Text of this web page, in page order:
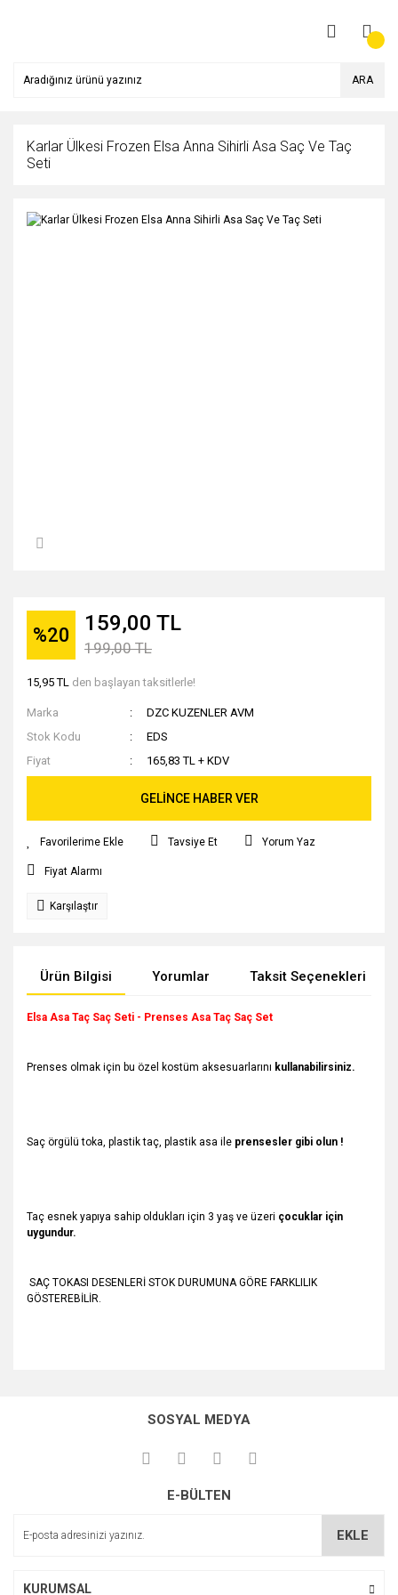
ARA
Karlar Ülkesi Frozen Elsa Anna Sihirli Asa Saç Ve Taç
Seti
%20 159,00 TL
199,00 TL
15,95 TL den başlayan taksitlerle!
Marka
DZC KUZENLER AVM
Stok Kodu
EDS
Fiyat
165,83 TL + KDV
GELİNCE HABER VER
Tavsiye Et Yorum Yaz
Fiyat Alarmı
Karşılaştır
Ürün Bilgisi Yorumlar Taksit Seçenekleri
Elsa Asa Taç Saç Seti - Prenses Asa Taç Saç Set
Prenses olmak için bu özel kostüm aksesuarlarını kullanabilirsiniz.
Saç örgülü toka, plastik taç, plastik asa ile prensesler gibi olun !
Taç esnek yapıya sahip oldukları için 3 yaş ve üzeri çocuklar için
uygundur.
SAÇ TOKASI DESENLERİ STOK DURUMUNA GÖRE FARKLILIK
GÖSTEREBİLİR.
kullanarak tarafımıza iletebilirsiniz.
Görüş ve önerileriniz için teşekkür ederiz.
Ürün açıklamasında eksik bilgiler bulunuyor.
SOSYAL MEDYA
E-BÜLTEN
EKLE
KURUMSAL